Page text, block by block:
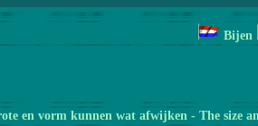
Bijen
en vorm kunnen wat afwijken - The size